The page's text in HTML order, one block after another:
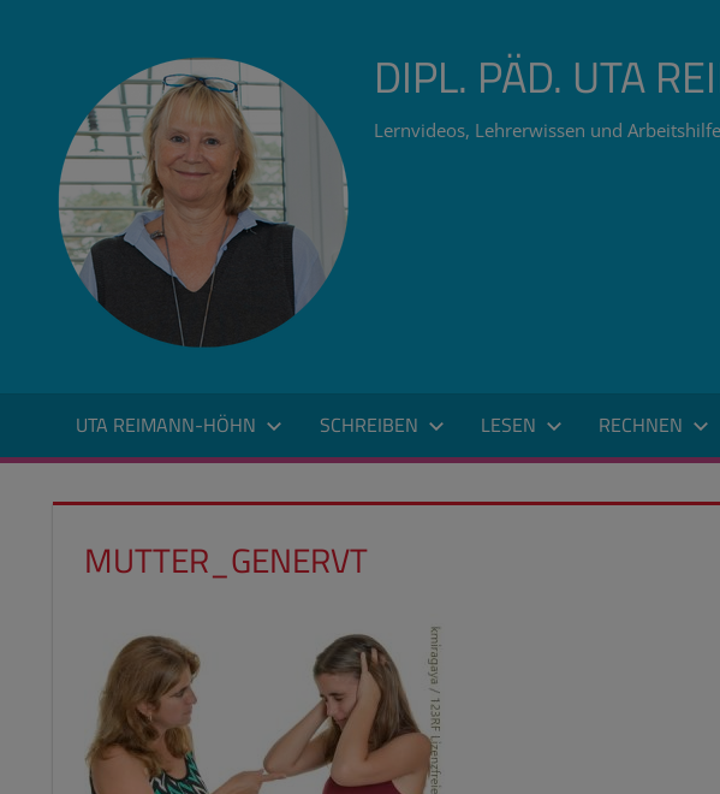
DIPL. PÄD. UTA
Lernvideos, Lehrerwissen und
UTA REIMANN-HÖHN SCHREIBEN LESEN RECHNEN
MUTTER_GENERVT